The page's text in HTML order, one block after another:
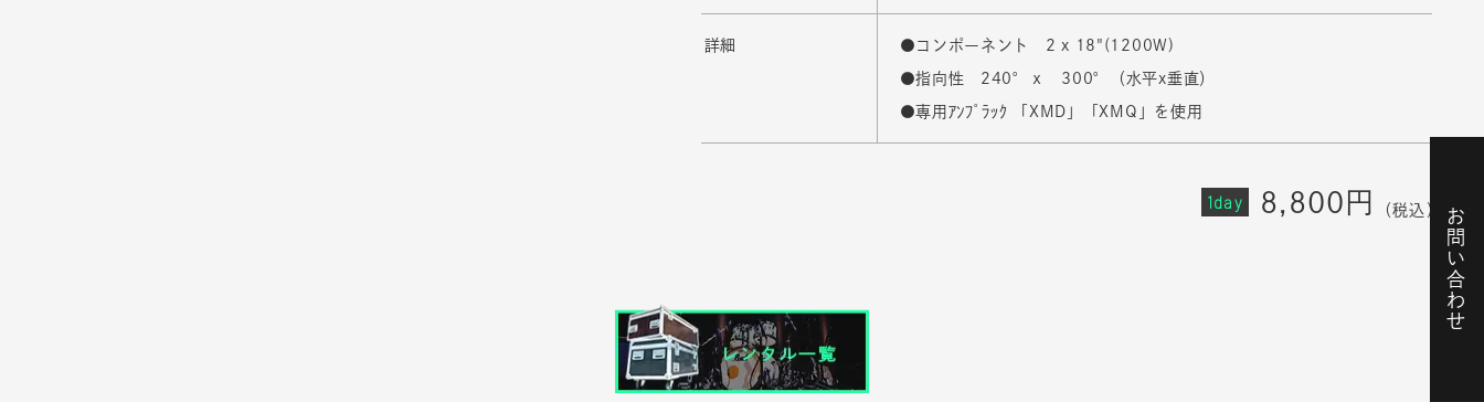
お問い合わせ
詳細 ●コンポーネント 2 x 18"(1200W)
●指向性 240°ｘ 300°（水平x垂直）
●専用ｱﾝﾌﾟﾗｯｸ 「XMD」「XMQ」を使用
1day 8,800円 （税込）